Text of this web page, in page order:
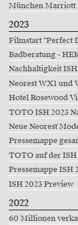
München Marriott
2023
Filmstart "Perfect
Badberatung -
Nachhaltigkeit
Neorest WX1 und
Hotel Rosewood
TOTO ISH 2023
Neue Neorest
Pressemappe
TOTO auf der ISH
Pressemappe ISH
ISH 2023 Preview
2022
60 Millionen